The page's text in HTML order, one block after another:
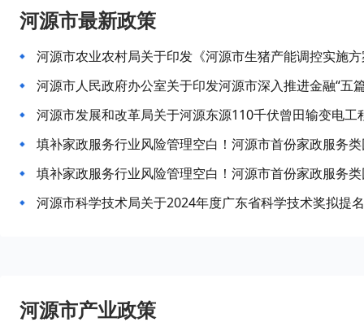
河源市最新政策
河源市农业农村局关于印发《河源市生猪产能调控实施
河源市发展和改革局关于河源东源110千伏曾田输变电工
填补家政服务行业风险管理空白！河源市首份家政服务
填补家政服务行业风险管理空白！河源市首份家政服务
河源市科学技术局关于2024年度广东省科学技术奖拟提
河源市产业政策